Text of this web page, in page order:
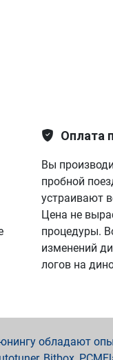
Оплата
Вы
пробной
устраивают
Цена не
процедуры.
изменений
логов на
обладают